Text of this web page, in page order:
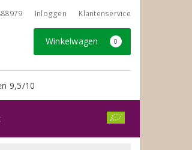
Inloggen Klantenservice
Winkelwagen 0
9,5/10